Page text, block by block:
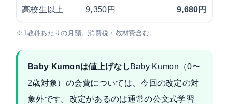
高校生以上 9,350円 9,680円
※1教科あたりの月額。消費税・教材費含む。
Baby Kumonは値上げなし Baby Kumon（0〜
2歳対象）の会費については、今回の改定の対
象外です。改定があるのは通常の公文式学習